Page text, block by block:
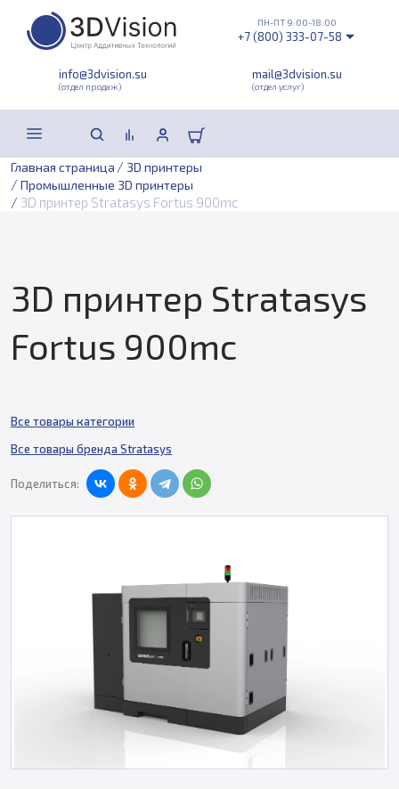
info@3dvision.su
(отдел продаж)
mail@3dvision.su
(отдел услуг)
ПН-ПТ 9:00-18:00
+7 (800) 333-07-58
Главная страница / 3D принтеры
/ Промышленные 3D принтеры
/ 3D принтер Stratasys Fortus 900mc
3D принтер Stratasys
Fortus 900mc
Все товары категории
Все товары бренда Stratasys
Поделиться: